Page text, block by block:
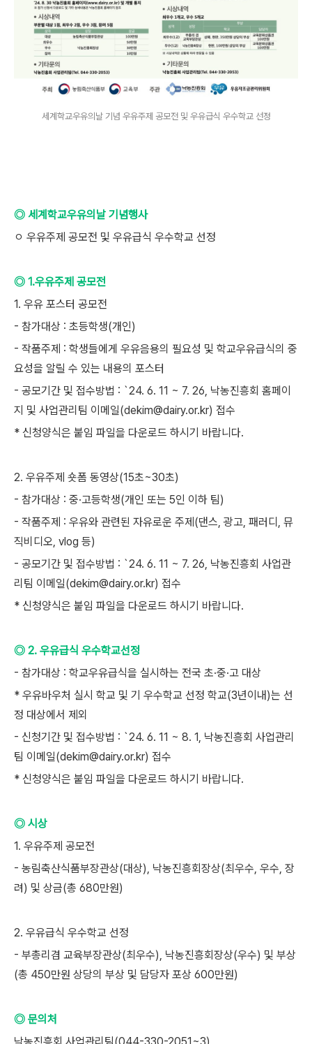
세계학교우유의날 기념 우유주제 공모전 및 우유급식 우수학교 선정
◎ 세계학교우유의날 기념행사
ㅇ 우유주제 공모전 및 우유급식 우수학교 선정
◎ 1.우유주제 공모전
1. 우유 포스터 공모전
- 참가대상 : 초등학생(개인)
- 작품주제 : 학생들에게 우유음용의 필요성 및 학교우유급식의 중
요성을 알릴 수 있는 내용의 포스터
- 공모기간 및 접수방법 : `24. 6. 11 ~ 7. 26, 낙농진흥회 홈페이
지 및 사업관리팀 이메일(dekim@dairy.or.kr) 접수
* 신청양식은 붙임 파일을 다운로드 하시기 바랍니다.
2. 우유주제 숏폼 동영상(15초~30초)
- 참가대상 : 중·고등학생(개인 또는 5인 이하 팀)
- 작품주제 : 우유와 관련된 자유로운 주제(댄스, 광고, 패러디, 뮤
직비디오, vlog 등)
- 공모기간 및 접수방법 : `24. 6. 11 ~ 7. 26, 낙농진흥회 사업관
리팀 이메일(dekim@dairy.or.kr) 접수
* 신청양식은 붙임 파일을 다운로드 하시기 바랍니다.
◎ 2. 우유급식 우수학교선정
- 참가대상 : 학교우유급식을 실시하는 전국 초·중·고 대상
* 우유바우처 실시 학교 및 기 우수학교 선정 학교(3년이내)는 선
정 대상에서 제외
- 신청기간 및 접수방법 : `24. 6. 11 ~ 8. 1, 낙농진흥회 사업관리
팀 이메일(dekim@dairy.or.kr) 접수
* 신청양식은 붙임 파일을 다운로드 하시기 바랍니다.
◎ 시상
1. 우유주제 공모전
- 농림축산식품부장관상(대상), 낙농진흥회장상(최우수, 우수, 장
려) 및 상금(총 680만원)
2. 우유급식 우수학교 선정
- 부총리겸 교육부장관상(최우수), 낙농진흥회장상(우수) 및 부상
(총 450만원 상당의 부상 및 담당자 포상 600만원)
◎ 문의처